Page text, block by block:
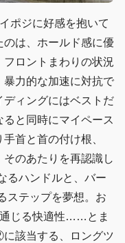
ポジに好感を抱いて
は、ホールド感に優
ロントまわりの状況
暴力的な加速に対抗で
ディングにはベストだ
と同時にマイペース
首と首の付け根、
のあたりを再認識し
るハンドルと、バー
ステップを夢想。お
じる快適性……とま
該当する、ロングツ